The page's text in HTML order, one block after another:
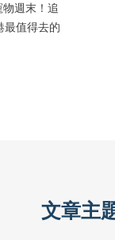
週末！追
最值得去的
文章主